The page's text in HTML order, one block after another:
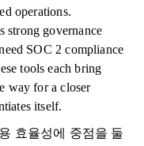
operations.
strong governance
SOC 2 compliance
tools each bring
way for a closer
itself.
효율성에 중점을 둘